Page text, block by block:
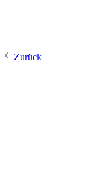
Zurück